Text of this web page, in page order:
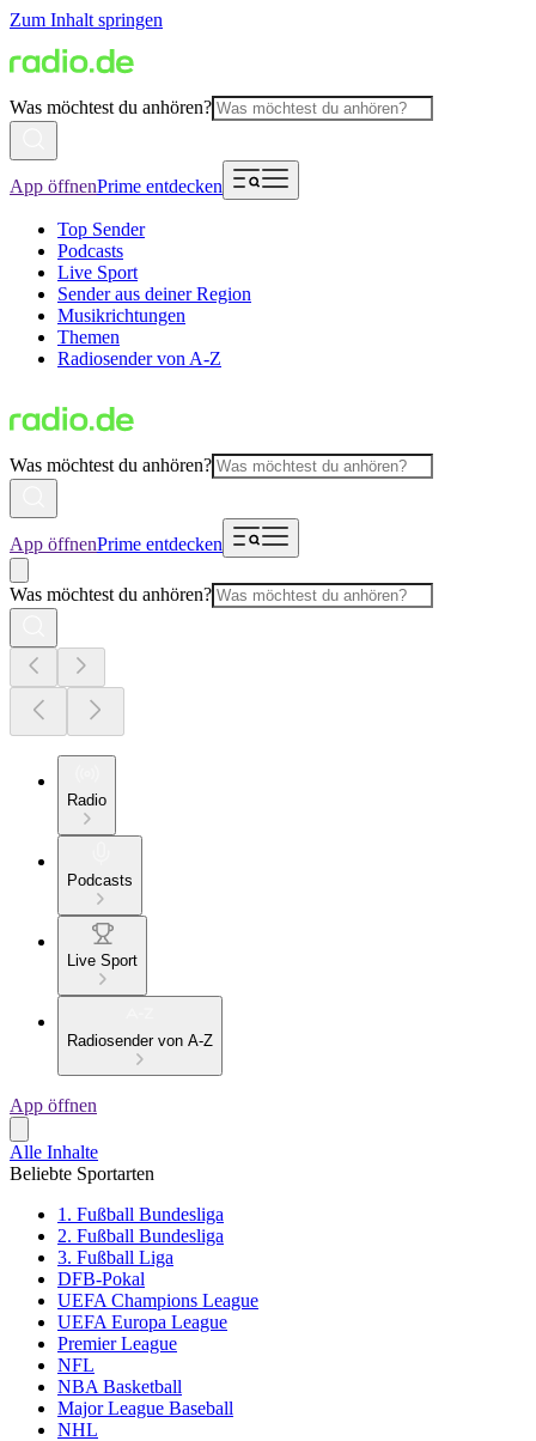
Zum Inhalt springen
Was möchtest du anhören?
App öffnenPrime entdecken
Top Sender
Podcasts
Live Sport
Sender aus deiner Region
Musikrichtungen
Themen
Radiosender von A-Z
Was möchtest du anhören?
App öffnenPrime entdecken
Was möchtest du anhören?
Radio
Podcasts
Live Sport
Radiosender von A-Z
App öffnen
Alle Inhalte
Beliebte Sportarten
1. Fußball Bundesliga
2. Fußball Bundesliga
3. Fußball Liga
DFB-Pokal
UEFA Champions League
UEFA Europa League
Premier League
NFL
NBA Basketball
Major League Baseball
NHL